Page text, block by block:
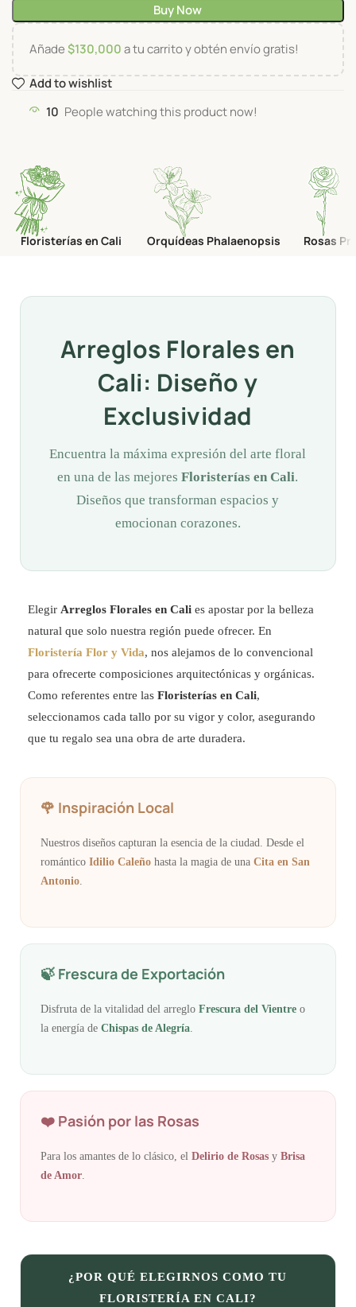
Buy Now
Añade$130,000a tu carrito y obtén envío gratis!
Add to wishlist
10 People watching this product now!
Floristerías en Cali Orquídeas Phalaenopsis Rosas
Arreglos Florales en
Cali: Diseño y
Exclusividad
Encuentra la máxima expresión del arte floral
en una de las mejoresFloristerías en Cali.
Diseños que transforman espacios y
emocionan corazones.
Elegir Arreglos Florales en Cali es apostar por la belleza
natural que solo nuestra región puede ofrecer. En
Floristería Flor y Vida, nos alejamos de lo convencional
para ofrecerte composiciones arquitectónicas y orgánicas.
Como referentes entre las Floristerías en Cali,
seleccionamos cada tallo por su vigor y color, asegurando
que tu regalo sea una obra de arte duradera.
🌹 Inspiración Local
Nuestros diseños capturan la esencia de la ciudad. Desde el
romántico Idilio Caleño hasta la magia de una Cita en San
Antonio
🍃 Frescura de Exportación
Disfruta de la vitalidad del arreglo Frescura del Vientre o
la energía de Chispas de Alegría
❤️ Pasión por las Rosas
Para los amantes de lo clásico, el Delirio de Rosas y Brisa
de Amor
¿POR QUÉ ELEGIRNOS COMO TU
FLORISTERÍA EN CALI?